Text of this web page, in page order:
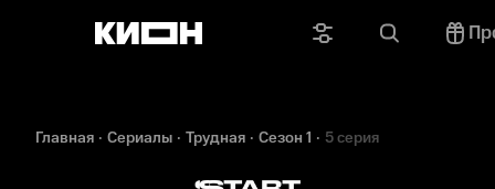
Главная Сериалы Трудная Сезон 1 5 серия